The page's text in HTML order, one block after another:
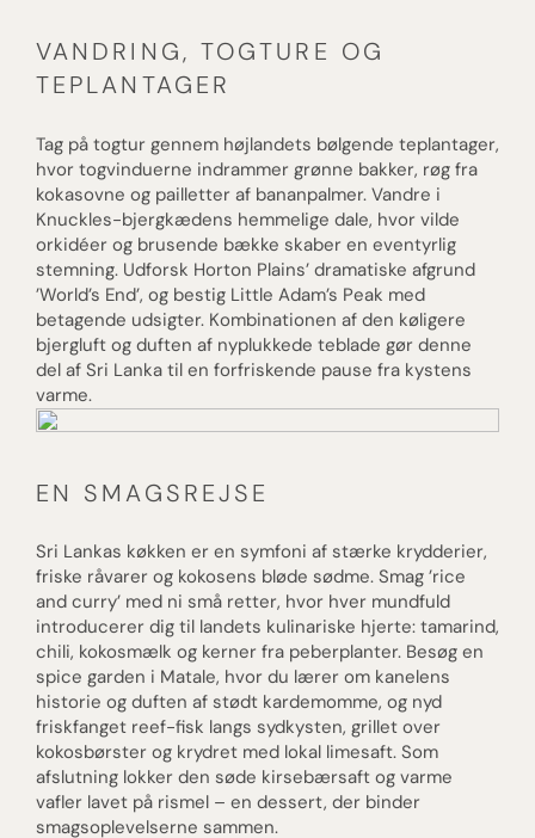
VANDRING, TOGTURE OG
TEPLANTAGER
Tag på togtur gennem højlandets bølgende teplantager,
hvor togvinduerne indrammer grønne bakker, røg fra
kokasovne og pailletter af bananpalmer. Vandre i
Knuckles-bjergkædens hemmelige dale, hvor vilde
orkidéer og brusende bække skaber en eventyrlig
stemning. Udforsk Horton Plains’ dramatiske afgrund
’World’s End’, og bestig Little Adam’s Peak med
betagende udsigter. Kombinationen af den køligere
bjergluft og duften af nyplukkede teblade gør denne
del af Sri Lanka til en forfriskende pause fra kystens
varme.
EN SMAGSREJSE
Sri Lankas køkken er en symfoni af stærke krydderier,
friske råvarer og kokosens bløde sødme. Smag ’rice
and curry’ med ni små retter, hvor hver mundfuld
introducerer dig til landets kulinariske hjerte: tamarind,
chili, kokosmælk og kerner fra peberplanter. Besøg en
spice garden i Matale, hvor du lærer om kanelens
historie og duften af stødt kardemomme, og nyd
friskfanget reef-fisk langs sydkysten, grillet over
kokosbørster og krydret med lokal limesaft. Som
afslutning lokker den søde kirsebærsaft og varme
vafler lavet på rismel – en dessert, der binder
smagsoplevelserne sammen.